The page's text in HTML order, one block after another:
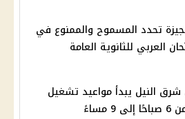
تحدد المسموح والممنوع في
العربي للثانوية العامة
شرق النيل يبدأ مواعيد تشغيل